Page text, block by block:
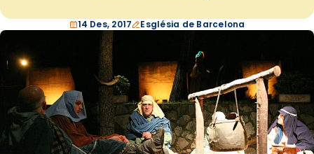
14 Des, 2017 Església de Barcelona